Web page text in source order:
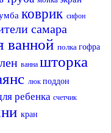
коврик сифон
самара
ванной полка гофра
ванна шторка
люк поддон
ребенка счетчик
кран